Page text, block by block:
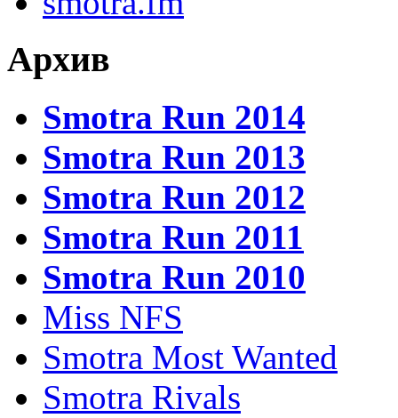
Архив
Smotra Run 2014
Smotra Run 2013
Smotra Run 2012
Smotra Run 2011
Smotra Run 2010
Miss NFS
Smotra Most Wanted
Smotra Rivals